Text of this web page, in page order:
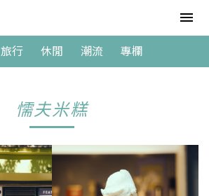
旅行 休閒 潮流 專欄
懦夫米糕